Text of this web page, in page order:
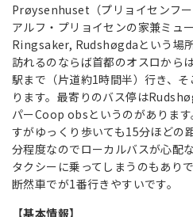
Prøysenhuset（プリョイセンフ
アルフ・プリョイセンの家兼ミュ
Ringsaker, Rudshøgdaという場
訪れるのならば首都のオスロか
駅まで（片道約1時間半）行き、
ります。最寄りのバス停は
パーCoop obsというのがありま
すがゆっくり歩いても15分ほどの
分程度なのでローカルバスが心
タクシーに乗ってしまうのもあり
断然車でが1番行きやすいです。
【基本情報】